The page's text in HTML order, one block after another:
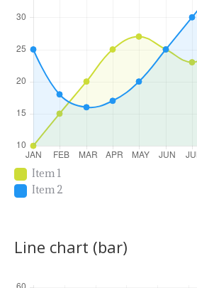
Item 1
Item 2
Line chart (bar)